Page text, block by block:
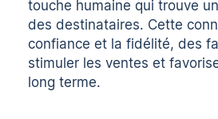
touche humaine qui trouve
des destinataires. Cette
confiance et la fidélité, des
stimuler les ventes et
long terme.